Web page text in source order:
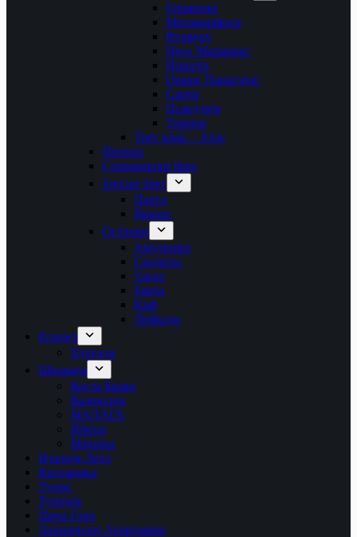
Геракини
Метаморфоси
Вурвуру
Неос Мармарас
Никити
Ормос Панагијас
Сарти
Псакудија
Торони
Трет крак – Атос
Пиериа
Стримонски брег
Јонски брег
Парга
Врахос
Острови
Амулиани
Скијатос
Тасос
Евија
Крф
Лефкада
Египет
Хургада
Шпанија
Коста Брава
Валенсија
МАЛАГА
Ибица
Мајорка
Италија Лето
Крстарења
Тунис
Турција
Црна Гора
Лазаревски Апартмани